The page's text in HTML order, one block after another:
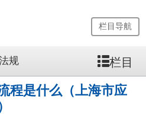
栏目导航
规 栏目
程是什么（上海市应